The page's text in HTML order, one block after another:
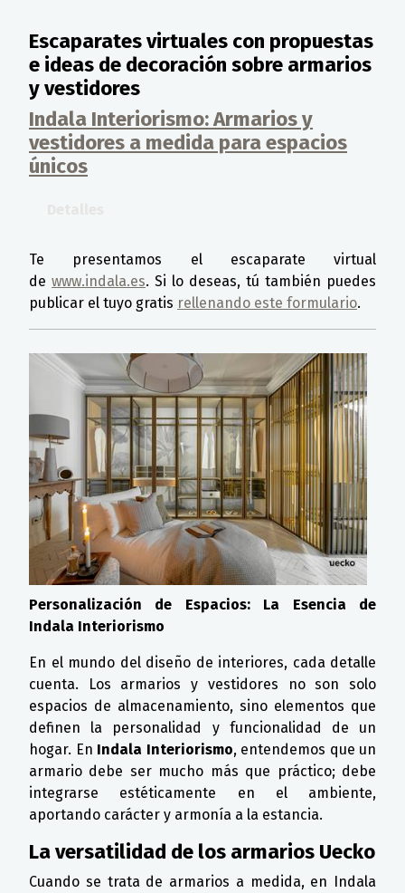
Escaparates virtuales con propuestas
e ideas de decoración sobre armarios
y vestidores
Indala Interiorismo: Armarios y
vestidores a medida para espacios
únicos
Te presentamos el escaparate virtual
de www.indala.es. Si lo deseas, tú también puedes
publicar el tuyo gratis rellenando este formulario.
Personalización de Espacios: La Esencia de
Indala Interiorismo
En el mundo del diseño de interiores, cada detalle
cuenta. Los armarios y vestidores no son solo
espacios de almacenamiento, sino elementos que
definen la personalidad y funcionalidad de un
hogar. En Indala Interiorismo, entendemos que un
armario debe ser mucho más que práctico; debe
integrarse estéticamente en el ambiente,
aportando carácter y armonía a la estancia.
La versatilidad de los armarios Uecko
Cuando se trata de armarios a medida, en Indala